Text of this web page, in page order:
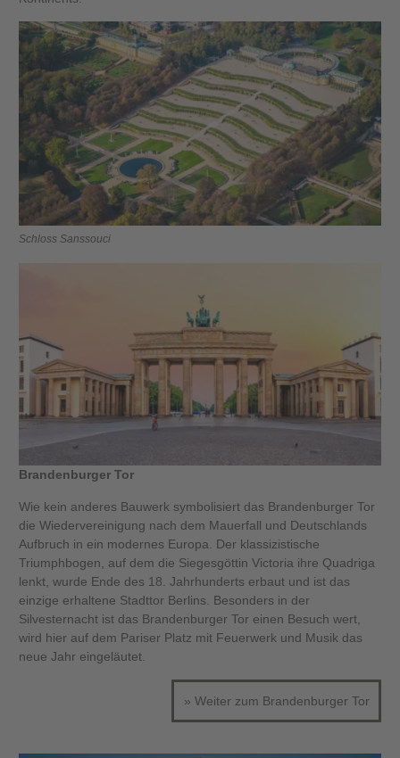
Schloss Sanssouci
Brandenburger Tor
Wie kein anderes Bauwerk symbolisiert das Brandenburger Tor
die Wiedervereinigung nach dem Mauerfall und Deutschlands
Aufbruch in ein modernes Europa. Der klassizistische
Triumphbogen, auf dem die Siegesgöttin Victoria ihre Quadriga
lenkt, wurde Ende des 18. Jahrhunderts erbaut und ist das
einzige erhaltene Stadttor Berlins. Besonders in der
Silvesternacht ist das Brandenburger Tor einen Besuch wert,
wird hier auf dem Pariser Platz mit Feuerwerk und Musik das
neue Jahr eingeläutet.
» Weiter zum Brandenburger Tor